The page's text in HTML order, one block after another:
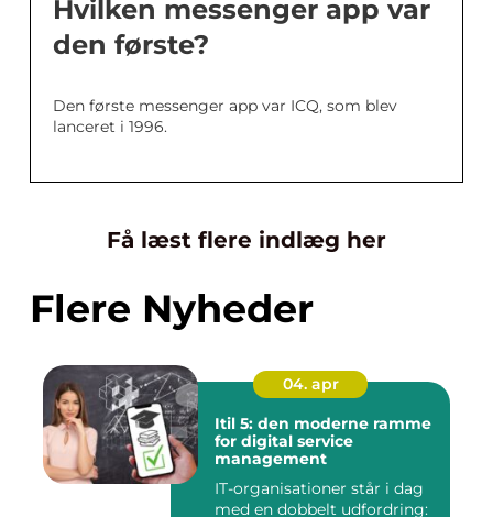
Hvilken messenger app var
den første?
Den første messenger app var ICQ, som blev
lanceret i 1996.
Få læst flere indlæg her
Flere Nyheder
04. apr
Itil 5: den moderne ramme
for digital service
management
IT-organisationer står i dag
med en dobbelt udfordring: